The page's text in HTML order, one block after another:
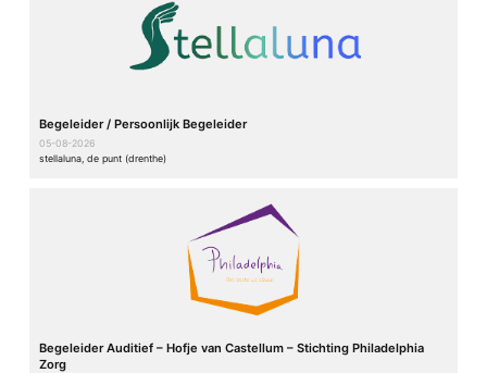
Begeleider / Persoonlijk Begeleider
05-08-2026
stellaluna, de punt (drenthe)
Begeleider Auditief – Hofje van Castellum – Stichting Philadelphia
Zorg